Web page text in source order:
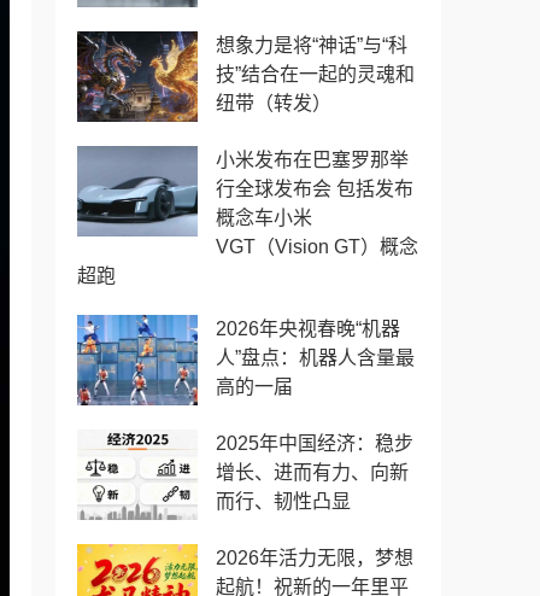
想象力是将“神话”与“科
技”结合在一起的灵魂和
纽带（转发）
小米发布在巴塞罗那举
行全球发布会 包括发布
概念车小米
VGT（Vision GT）概念
超跑
2026年央视春晚“机器
人”盘点：机器人含量最
高的一届
2025年中国经济：稳步
增长、进而有力、向新
而行、韧性凸显
2026年活力无限，梦想
起航！祝新的一年里平